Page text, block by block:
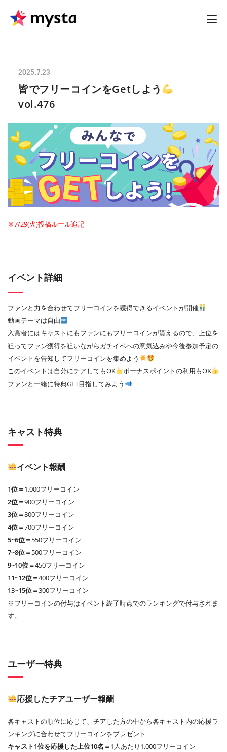
2025.7.23
皆でフリーコインをGetしよう
vol.476
※7/29(火)投稿ルール追記
イベント詳細
ファンと力を合わせてフリーコインを獲得できるイベントが開催
動画テーマは自由
入賞者にはキャストにもファンにもフリーコインが貰えるので、上位を
狙ってファン獲得を狙いながらガチイベへの意気込みや今後参加予定の
イベントを告知してフリーコインを集めよう
このイベントは自分にチアしてもOK
ボーナスポイントの利用もOK
ファンと一緒に特典GET目指してみよう
キャスト特典
イベント報酬
1位＝1,000フリーコイン
2位＝900フリーコイン
3位＝800フリーコイン
4位＝700フリーコイン
5~6位＝550フリーコイン
7~8位＝500フリーコイン
9~10位＝450フリーコイン
11~12位＝400フリーコイン
13~15位＝300フリーコイン
※フリーコインの付与はイベント終了時点でのランキングで付与されま
す。
ユーザー特典
応援したチアユーザー報酬
各キャストの順位に応じて、チアした方の中から各キャスト内の応援ラ
ンキングに合わせてフリーコインをプレゼント
キャスト1位を応援した上位10名＝1人あたり1,000フリーコイン